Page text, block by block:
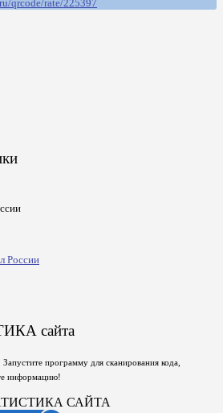
qrcode/rate/225397
России
сайта
программу для сканирования кода,
информацию!
САЙТА